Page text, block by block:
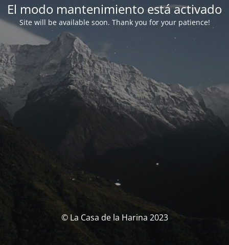
El modo mantenimiento está activado
Site will be available soon. Thank you for your patience!
© La Casa de la Harina 2023